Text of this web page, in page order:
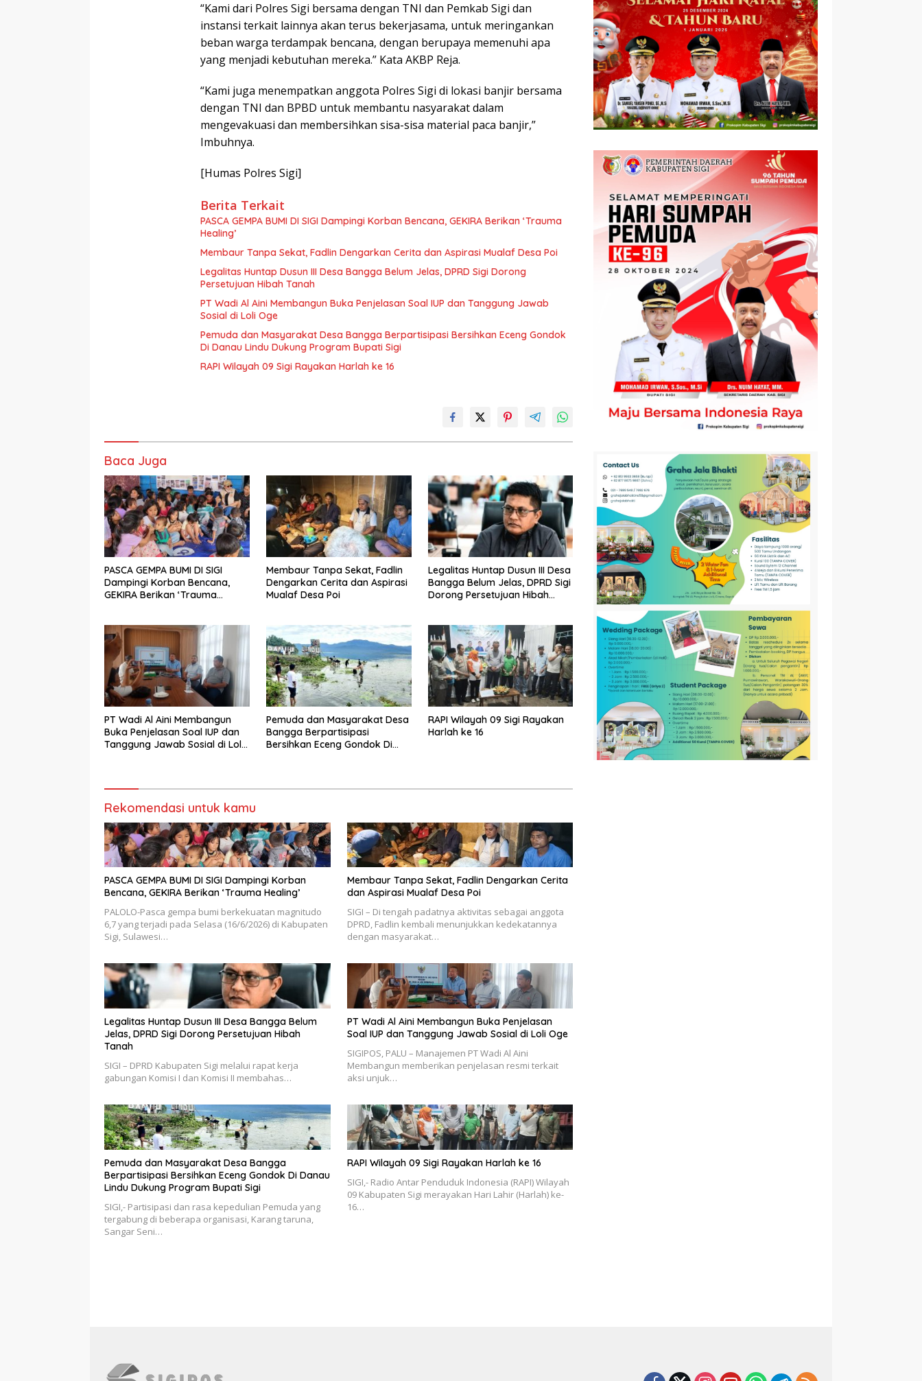
“Kami dari Polres Sigi bersama dengan TNI dan Pemkab Sigi dan
instansi terkait lainnya akan terus bekerjasama, untuk meringankan
beban warga terdampak bencana, dengan berupaya memenuhi apa
yang menjadi kebutuhan mereka.” Kata AKBP Reja.
“Kami juga menempatkan anggota Polres Sigi di lokasi banjir bersama
dengan TNI dan BPBD untuk membantu nasyarakat dalam
mengevakuasi dan membersihkan sisa-sisa material paca banjir,”
Imbuhnya.
[Humas Polres Sigi]
Berita Terkait
PASCA GEMPA BUMI DI SIGI Dampingi Korban Bencana, GEKIRA Berikan ‘Trauma
Healing’
Membaur Tanpa Sekat, Fadlin Dengarkan Cerita dan Aspirasi Mualaf Desa Poi
Legalitas Huntap Dusun III Desa Bangga Belum Jelas, DPRD Sigi Dorong
Persetujuan Hibah Tanah
PT Wadi Al Aini Membangun Buka Penjelasan Soal IUP dan Tanggung Jawab
Sosial di Loli Oge
Pemuda dan Masyarakat Desa Bangga Berpartisipasi Bersihkan Eceng Gondok
Di Danau Lindu Dukung Program Bupati Sigi
RAPI Wilayah 09 Sigi Rayakan Harlah ke 16
Baca Juga
PASCA GEMPA BUMI DI SIGI
Dampingi Korban Bencana,
GEKIRA Berikan ‘Trauma
Membaur Tanpa Sekat, Fadlin
Dengarkan Cerita dan Aspirasi
Mualaf Desa Poi
Legalitas Huntap Dusun III Desa
Bangga Belum Jelas, DPRD Sigi
Dorong Persetujuan Hibah
PT Wadi Al Aini Membangun
Buka Penjelasan Soal IUP dan
Tanggung Jawab Sosial di Loli
Pemuda dan Masyarakat Desa
Bangga Berpartisipasi
Bersihkan Eceng Gondok Di
RAPI Wilayah 09 Sigi Rayakan
Harlah ke 16
Rekomendasi untuk kamu
PASCA GEMPA BUMI DI SIGI Dampingi Korban
Bencana, GEKIRA Berikan ‘Trauma Healing’
PALOLO-Pasca gempa bumi berkekuatan magnitudo
6,7 yang terjadi pada Selasa (16/6/2026) di Kabupaten
Sigi, Sulawesi…
Membaur Tanpa Sekat, Fadlin Dengarkan Cerita
dan Aspirasi Mualaf Desa Poi
SIGI – Di tengah padatnya aktivitas sebagai anggota
DPRD, Fadlin kembali menunjukkan kedekatannya
dengan masyarakat…
Legalitas Huntap Dusun III Desa Bangga Belum
Jelas, DPRD Sigi Dorong Persetujuan Hibah
Tanah
SIGI – DPRD Kabupaten Sigi melalui rapat kerja
gabungan Komisi I dan Komisi II membahas…
PT Wadi Al Aini Membangun Buka Penjelasan
Soal IUP dan Tanggung Jawab Sosial di Loli Oge
SIGIPOS, PALU – Manajemen PT Wadi Al Aini
Membangun memberikan penjelasan resmi terkait
aksi unjuk…
Pemuda dan Masyarakat Desa Bangga
Berpartisipasi Bersihkan Eceng Gondok Di Danau
Lindu Dukung Program Bupati Sigi
SIGI,- Partisipasi dan rasa kepedulian Pemuda yang
tergabung di beberapa organisasi, Karang taruna,
Sangar Seni…
RAPI Wilayah 09 Sigi Rayakan Harlah ke 16
SIGI,- Radio Antar Penduduk Indonesia (RAPI) Wilayah
09 Kabupaten Sigi merayakan Hari Lahir (Harlah) ke-
16…